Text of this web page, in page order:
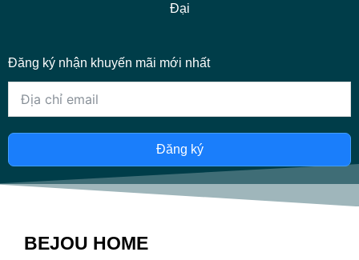
Đại
Đăng ký nhận khuyến mãi mới nhất
Đăng ký
BEJOU HOME